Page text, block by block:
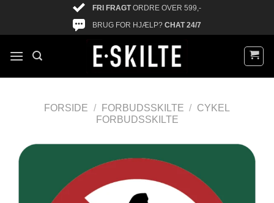
FRI FRAGTORDRE OVER 599,-
BRUG FOR HJÆLP? CHAT 24/7
FORSIDE / FORBUDSSKILTE / CYKEL
FORBUDSSKILTE